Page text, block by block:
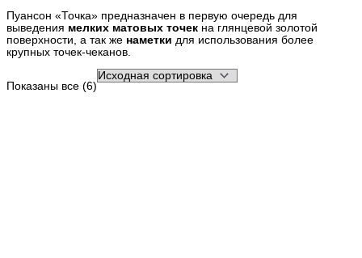
Пуансон «Точка» предназначен в первую очередь для
выведения мелких матовых точек на глянцевой золотой
поверхности, а так же наметки для использования более
крупных точек-чеканов.
Показаны все (6)